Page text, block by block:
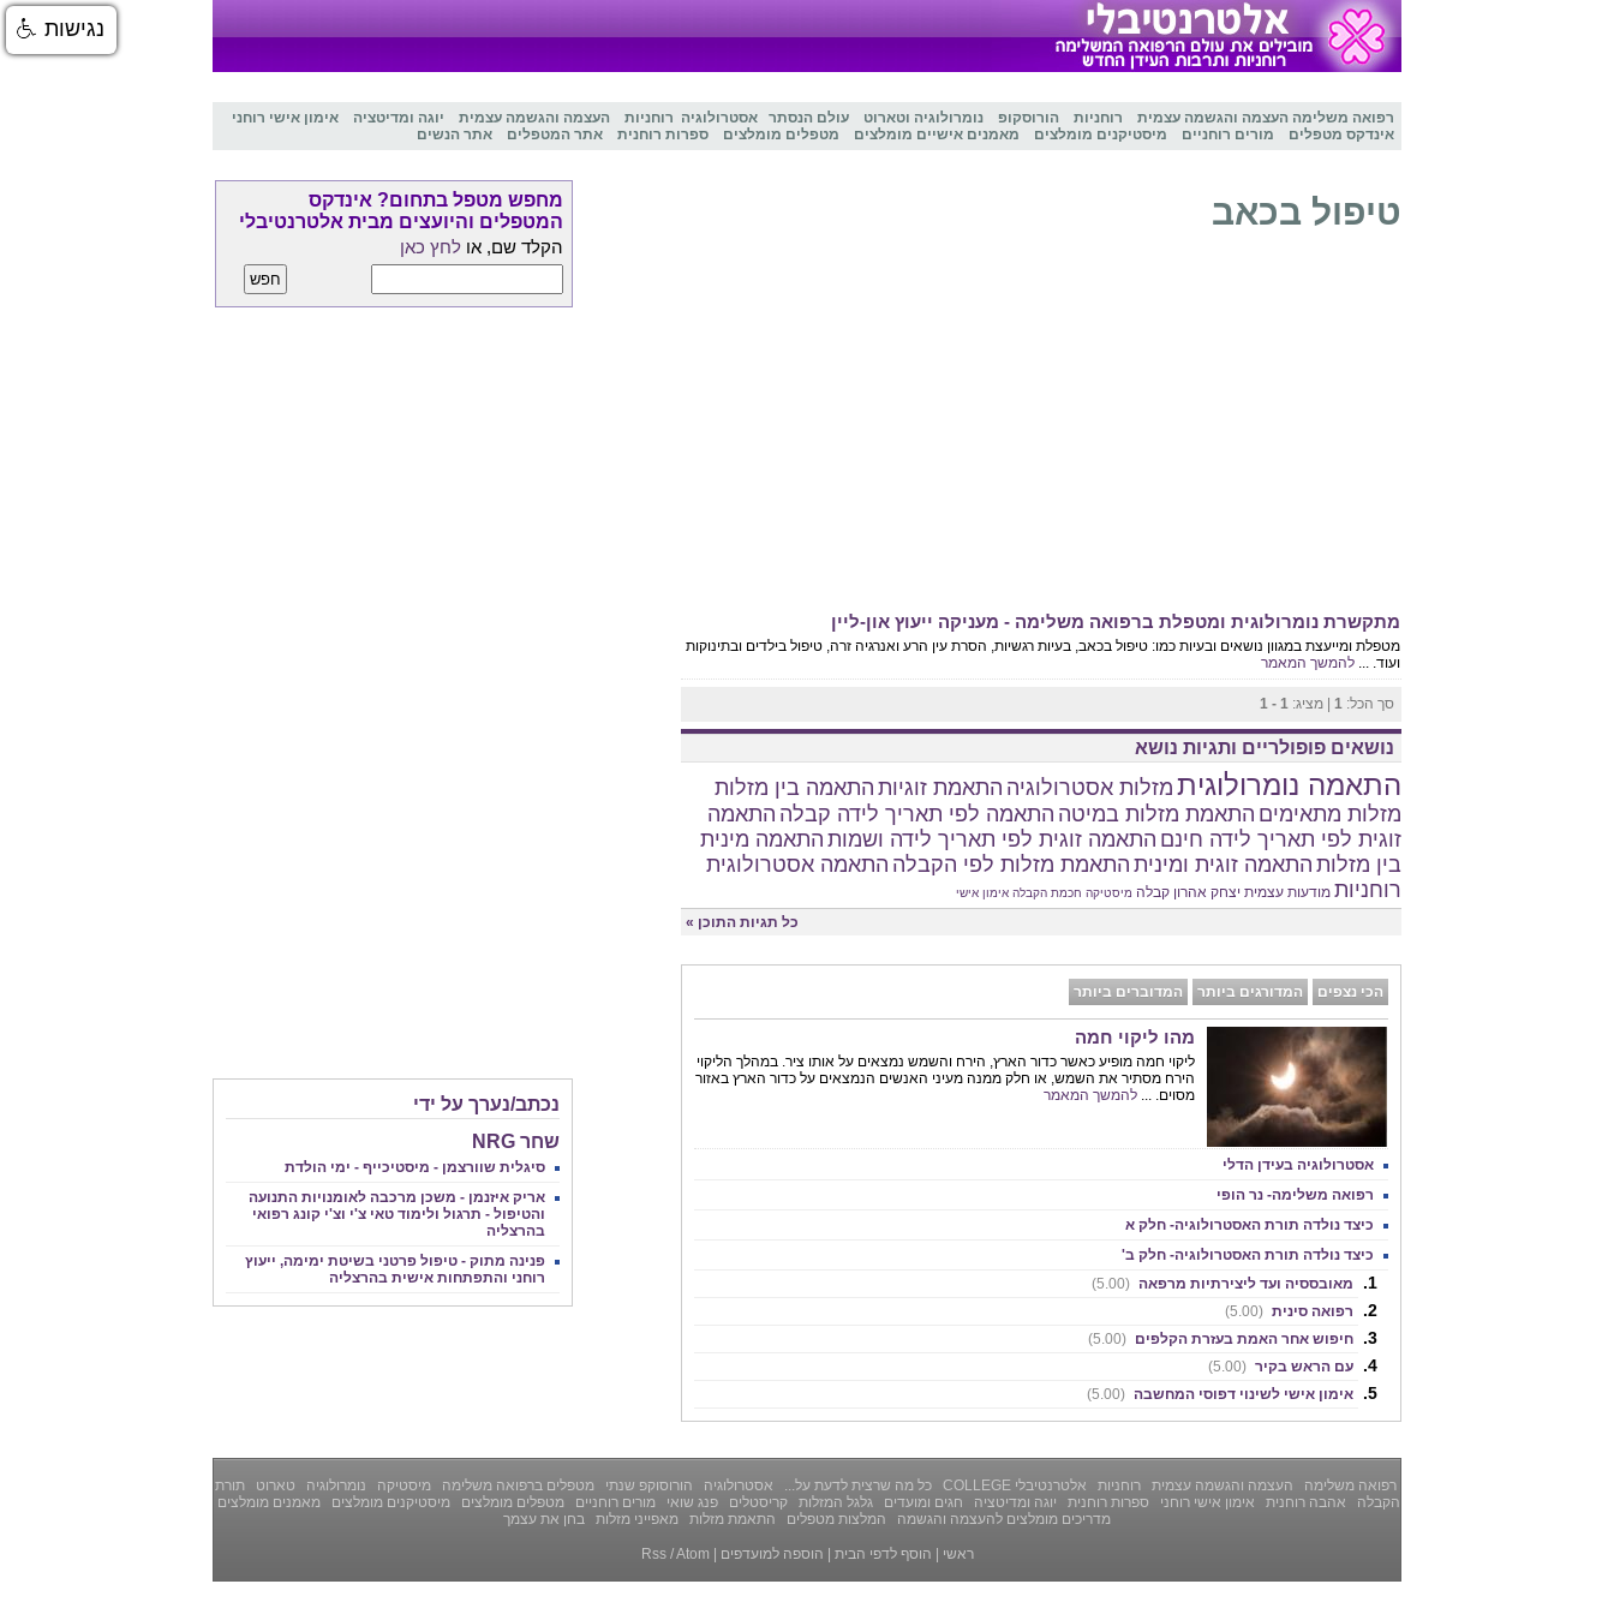
רפואה משלימה העצמה והגשמה עצמית רוחניות הורוסקופ נומרולוגיה וטארוט עולם הנסתר אסטרולוגיה רוחניות העצמה והגשמה עצמית יוגה ומדיטציה
אימון אישי רוחני
אינדקס מטפלים
מורים רוחניים מיסטיקנים מומלצים מאמנים אישיים מומלצים מטפלים מומלצים ספרות רוחנית אתר המטפלים אתר הנשים
טיפול בכאב
מתקשרת נומרולוגית ומטפלת ברפואה משלימה - מעניקה ייעוץ און-ליין
מטפלת ומייעצת במגוון נושאים ובעיות כמו: טיפול בכאב, בעיות רגשיות, הסרת עין הרע ואנרגיה זרה, טיפול בילדים ובתינוקות
ועוד. ... להמשך המאמר
סך הכל: 1 | מציג: 1 - 1
נושאים פופולריים ותגיות נושא
התאמה נומרולוגית מזלות אסטרולוגיה התאמת זוגיות התאמה בין מזלות
מזלות מתאימים התאמת מזלות במיטה התאמה לפי תאריך לידה קבלה התאמה
זוגית לפי תאריך לידה חינם התאמה זוגית לפי תאריך לידה ושמות התאמה מינית
בין מזלות התאמה זוגית ומינית התאמת מזלות לפי הקבלה התאמה אסטרולוגית
רוחניות מודעות עצמית יצחק אהרון קבלה מיסטיקה חכמת הקבלה אימון אישי
כל תגיות התוכן »
הכי נצפים המדורגים ביותר המדוברים ביותר
מהו ליקוי חמה
ליקוי חמה מופיע כאשר כדור הארץ, הירח והשמש נמצאים על אותו ציר. במהלך הליקוי
הירח מסתיר את השמש, או חלק ממנה מעיני האנשים הנמצאים על כדור הארץ באזור
מסוים. ... להמשך המאמר
אסטרולוגיה בעידן הדלי
רפואה משלימה- נר הופי
כיצד נולדה תורת האסטרולוגיה- חלק א
כיצד נולדה תורת האסטרולוגיה- חלק ב'
מאובססיה ועד ליצירתיות מרפאה (5.00)
רפואה סינית (5.00)
חיפוש אחר האמת בעזרת הקלפים (5.00)
עם הראש בקיר (5.00)
אימון אישי לשינוי דפוסי המחשבה (5.00)
מחפש מטפל בתחום? אינדקס
המטפלים והיועצים מבית אלטרנטיבלי
הקלד שם, או לחץ כאן
נכתב/נערך על ידי
שחר NRG
סיגלית שוורצמן - מיסטיכייף - ימי הולדת
אריק איזנמן - משכן מרכבה לאומנויות התנועה
והטיפול - תרגול ולימוד טאי צ'י וצ'י קונג רפואי
בהרצליה
פנינה מתוק - טיפול פרטני בשיטת ימימה, ייעוץ
רוחני והתפתחות אישית בהרצליה
רפואה משלימה העצמה והגשמה עצמית רוחניות אלטרנטיבלי COLLEGE כל מה שרצית לדעת על... אסטרולוגיה הורוסוקפ שנתי מטפלים ברפואה משלימה מיסטיקה נומרולוגיה טארוט
תורת
הקבלה
אהבה רוחנית אימון אישי רוחני ספרות רוחנית יוגה ומדיטציה חגים ומועדים גלגל המזלות קריסטלים פנג שואי מורים רוחניים מטפלים מומלצים מיסטיקנים מומלצים
מאמנים מומלצים
מדריכים מומלצים להעצמה והגשמה
המלצות מטפלים התאמת מזלות מאפייני מזלות בחן את עצמך
ראשי הוסף לדפי הבית הוספה למועדפים Rss/Atom
נגישות